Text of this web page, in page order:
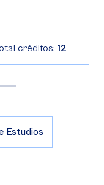
créditos: 12
Estudios